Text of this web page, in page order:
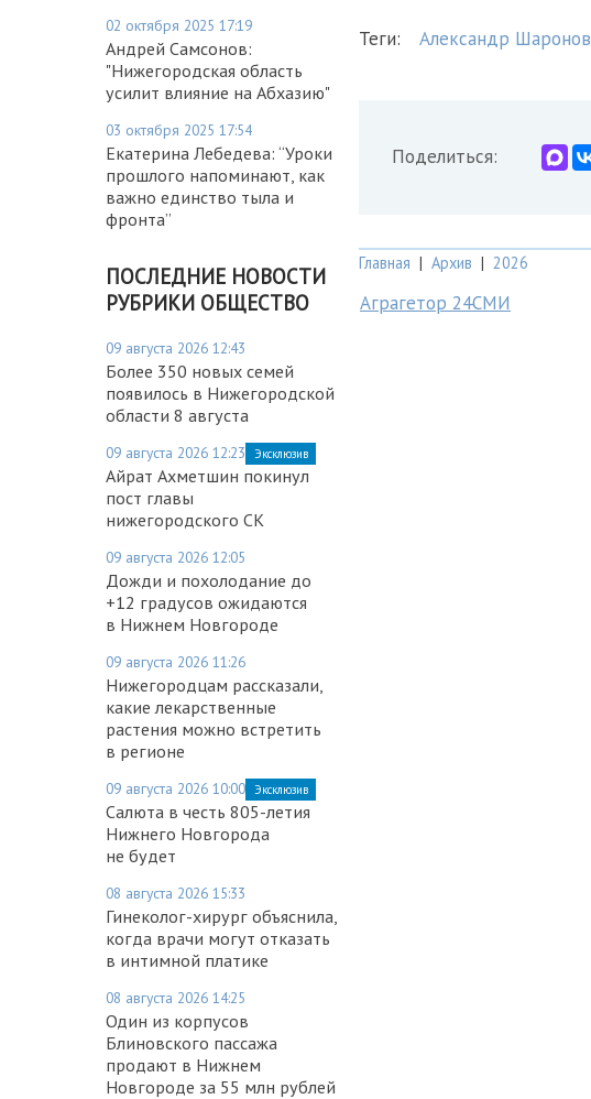
02 октября 2025 17:19
Андрей Самсонов:
"Нижегородская область
усилит влияние на Абхазию"
03 октября 2025 17:54
Екатерина Лебедева: “Уроки
прошлого напоминают, как
важно единство тыла и
фронта”
ПОСЛЕДНИЕ НОВОСТИ
РУБРИКИ ОБЩЕСТВО
09 августа 2026 12:43
Более 350 новых семей
появилось в Нижегородской
области 8 августа
09 августа 2026 12:23 Эксклюзив
Айрат Ахметшин покинул
пост главы
нижегородского СК
09 августа 2026 12:05
Дожди и похолодание до
+12 градусов ожидаются
в Нижнем Новгороде
09 августа 2026 11:26
Нижегородцам рассказали,
какие лекарственные
растения можно встретить
в регионе
09 августа 2026 10:00 Эксклюзив
Салюта в честь 805-летия
Нижнего Новгорода
не будет
08 августа 2026 15:33
Гинеколог-хирург объяснила,
когда врачи могут отказать
в интимной платике
08 августа 2026 14:25
Один из корпусов
Блиновского пассажа
продают в Нижнем
Новгороде за 55 млн рублей
Теги: Александр Шаронов
Поделиться:
Главная | Архив | 2026
Аграгетор 24СМИ